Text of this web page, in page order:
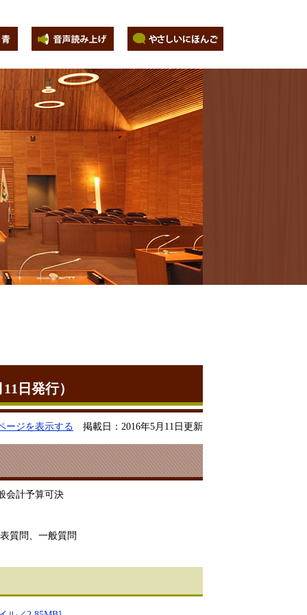
日発行）
ージを表示する 掲載日：2016年5月11日更新
計予算可決
質問、一般質問